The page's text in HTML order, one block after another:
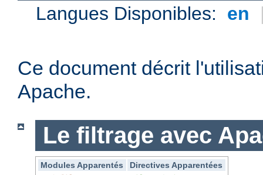
Langues Disponibles: en
Ce document décrit
Apache.
Le filtrage avec
Modules Apparentés
Directives Apparentées